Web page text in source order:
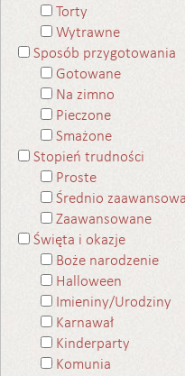
Torty
Wytrawne
Sposób przygotowania
Gotowane
Na zimno
Pieczone
Smażone
Stopień trudności
Proste
Średnio
Zaawansowane
Święta i okazje
Boże narodzenie
Halloween
Imieniny/Urodziny
Karnawał
Kinderparty
Komunia